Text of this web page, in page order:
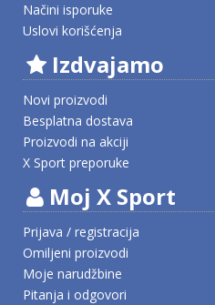
Načini isporuke
Uslovi korišćenja
Izdvajamo
Novi proizvodi
Besplatna dostava
Proizvodi na akciji
X Sport preporuke
Moj X Sport
Prijava / registracija
Omiljeni proizvodi
Moje narudžbine
Pitanja i odgovori